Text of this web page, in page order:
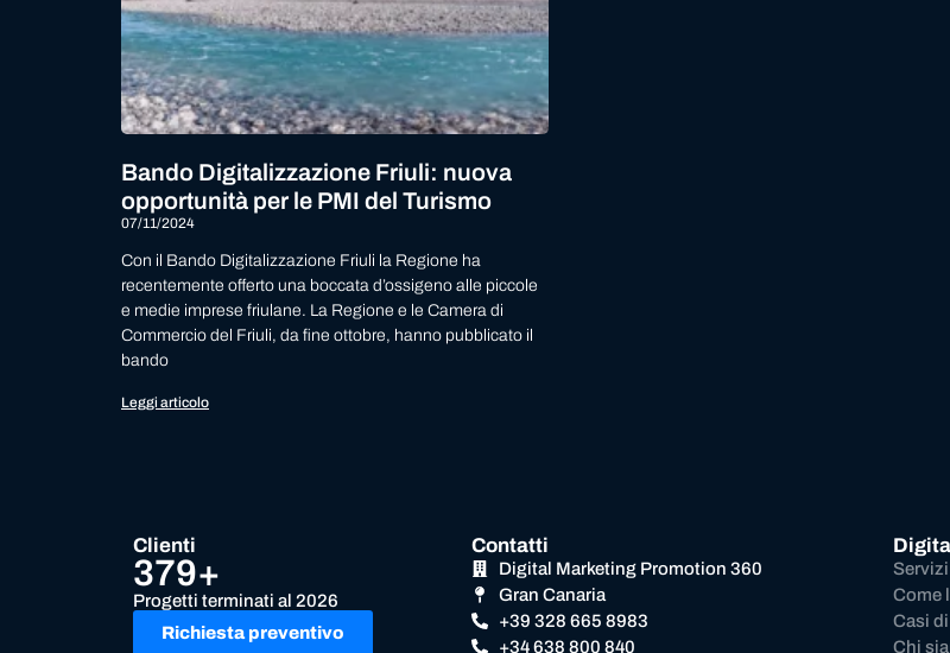
Bando Digitalizzazione Friuli: nuova
opportunità per le PMI del Turismo
07/11/2024
Con il Bando Digitalizzazione Friuli la Regione ha
recentemente offerto una boccata d’ossigeno alle piccole
e medie imprese friulane. La Regione e le Camera di
Commercio del Friuli, da fine ottobre, hanno pubblicato il
bando
Leggi articolo
Clienti
379+
Progetti terminati al 2026
Richiesta preventivo
Contatti
Digital Marketing Promotion 360
Gran Canaria
+39 328 665 8983
+34 638 800 840
Come
Casi
Chi